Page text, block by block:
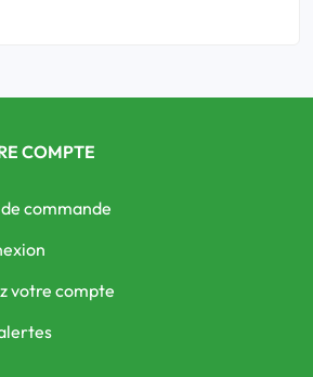
COMPTE
commande
votre compte